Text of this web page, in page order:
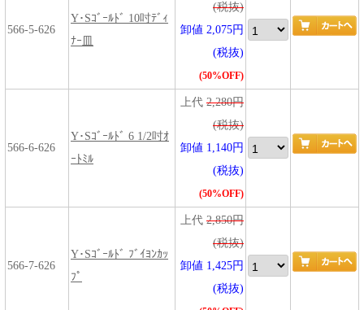
566-5-626
Y･Sｺﾞｰﾙﾄﾞ 10吋ﾃﾞｨ
ﾅｰ皿
(税抜)
卸値 2,075円
(税抜)
(50%OFF)
566-6-626
Y･Sｺﾞｰﾙﾄﾞ 6 1/2吋ｵ
ｰﾄﾐﾙ
上代 2,280円
(税抜)
卸値 1,140円
(税抜)
(50%OFF)
566-7-626
Y･Sｺﾞｰﾙﾄﾞ ﾌﾞｲﾖﾝｶｯ
ﾌﾟ
上代 2,850円
(税抜)
卸値 1,425円
(税抜)